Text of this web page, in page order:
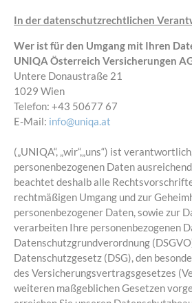
In der datenschutzrechtlichen
Wer ist für den Umgang mit Ihren
UNIQA Österreich Versicherungen
Untere Donaustraße 21
1029 Wien
Telefon: +43 50677 67
E-Mail: info@uniqa.at
(„UNIQA“, „wir“,„uns“) ist
personenbezogenen Daten
beachtet deshalb alle
rechtmäßigen Umgang und zur
personenbezogener Daten, sowie zur
verarbeiten Ihre personenbezogenen
Datenschutzgrundverordnung
Datenschutzgesetz (DSG), den
des Versicherungsvertragsgesetzes
weiteren maßgeblichen Gesetzen